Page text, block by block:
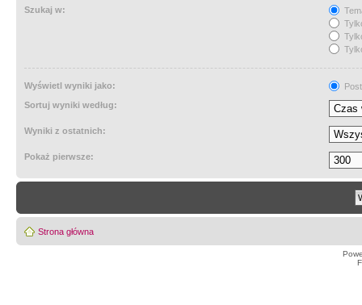
Szukaj w:
Wyświetl wyniki jako:
Sortuj wyniki według:
Wyniki z ostatnich:
Pokaż pierwsze:
Strona główna